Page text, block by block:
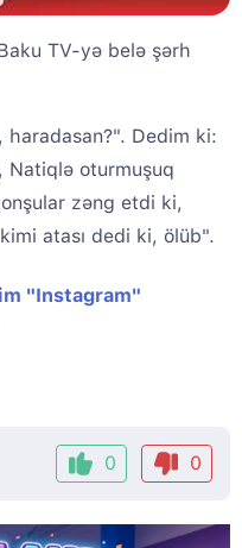
TV-yə belə şərh
Dedim ki:
Natiqlə oturmuşuq
zəng etdi ki,
atası dedi ki, ölüb".
"Instagram"
0 0